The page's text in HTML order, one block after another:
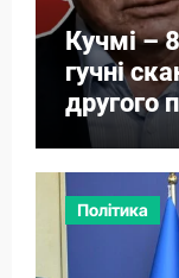
Кучмі –
гучні
другого
Політика